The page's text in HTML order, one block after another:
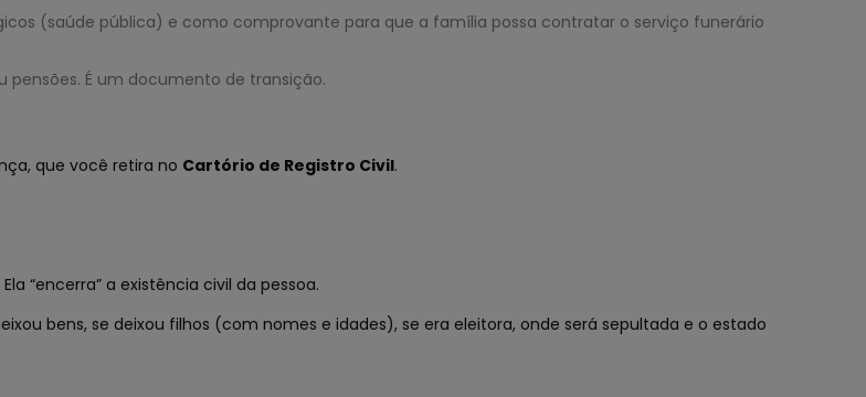
(saúde pública) e como comprovante para que a família possa contratar o serviço funerário
pensões. É um documento de transição.
que você retira no Cartório de Registro Civil.
“encerra” a existência civil da pessoa.
bens, se deixou filhos (com nomes e idades), se era eleitora, onde será sepultada e o estado